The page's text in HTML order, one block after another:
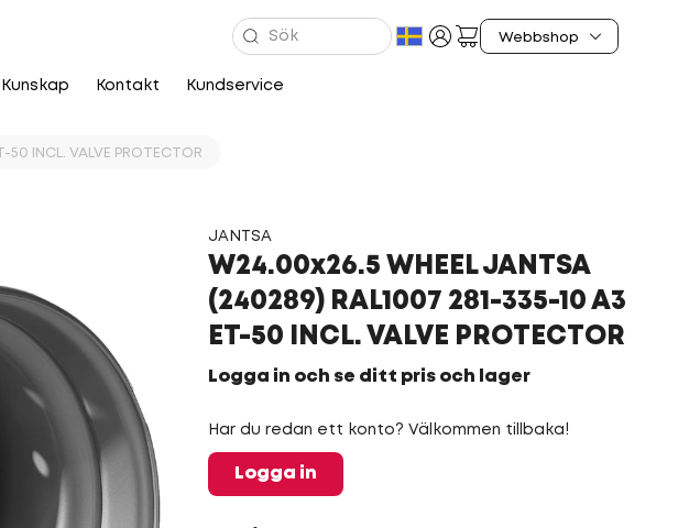
Kunskap Kontakt Kundservice
INCL. VALVE PROTECTOR
JANTSA
W24.00x26.5 WHEEL JANTSA
(240289) RAL1007 281-335-10 A3
ET-50 INCL. VALVE PROTECTOR
Logga in och se ditt pris och lager
Har du redan ett konto? Välkommen tillbaka!
Logga in